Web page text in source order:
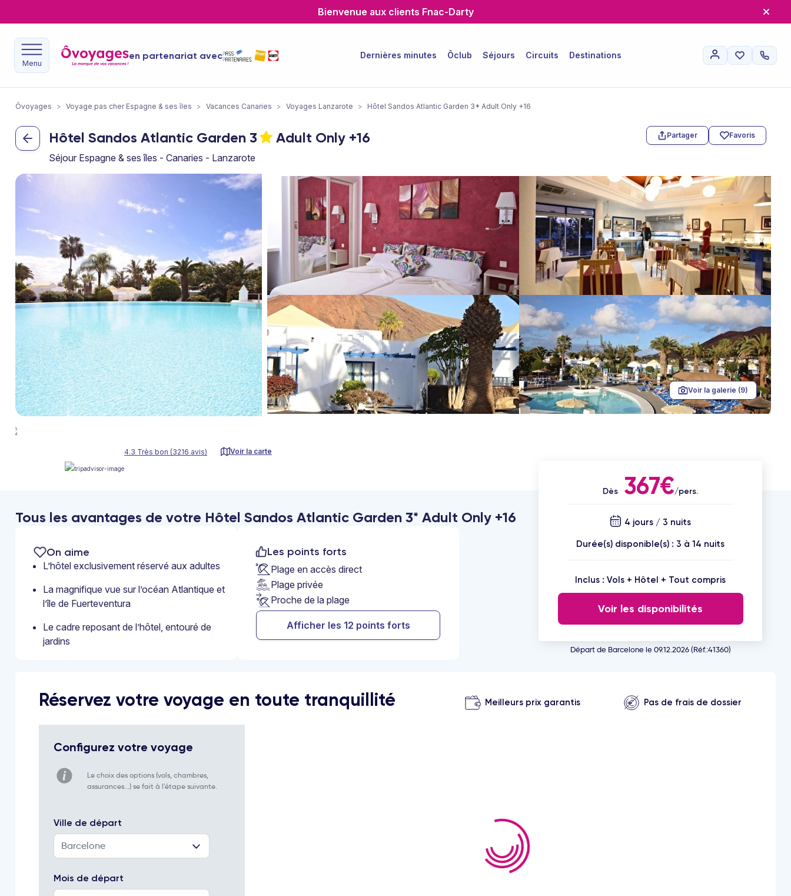
Bienvenue aux clients Fnac-Darty
Menu
en partenariat avec Dernières minutes Ôclub Séjours Circuits Destinations
Ôvoyages > Voyage pas cher Espagne & ses îles > Vacances Canaries > Voyages Lanzarote > Hôtel Sandos Atlantic Garden 3* Adult Only +16
Hôtel Sandos Atlantic Garden 3 Adult Only +16
Séjour Espagne & ses îles - Canaries - Lanzarote
Partager Favoris
Voir la galerie (9)
4.3 Très bon (3216 avis) Voir la carte
Tous les avantages de votre Hôtel Sandos Atlantic Garden 3* Adult Only +16
On aime
L’hôtel exclusivement réservé aux adultes
La magnifique vue sur l’océan Atlantique et
l’île de Fuerteventura
Le cadre reposant de l’hôtel, entouré de
jardins
Les points forts
Plage en accès direct
Plage privée
Proche de la plage
Afficher les 12 points forts
Dès 367€/pers.
4 jours / 3 nuits
Durée(s) disponible(s) : 3 à 14 nuits
Inclus : Vols + Hôtel + Tout compris
Voir les disponibilités
Départ de Barcelone le 09.12.2026 (Réf.:41360)
Réservez votre voyage en toute tranquillité Meilleurs prix garantis Pas de frais de dossier
Configurez votre voyage
Le choix des options (vols, chambres,
assurances...) se fait à l'étape suivante.
Ville de départ
Barcelone
Mois de départ